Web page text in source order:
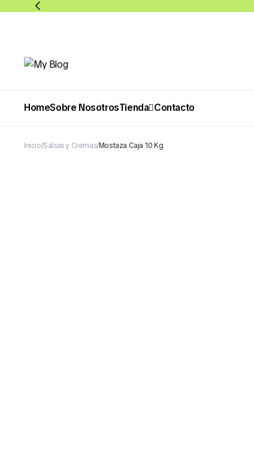
HomeSobre NosotrosTienda
Abarrotes
Contacto
Inicio Salsas y Cremas Mostaza Caja 10 Kg